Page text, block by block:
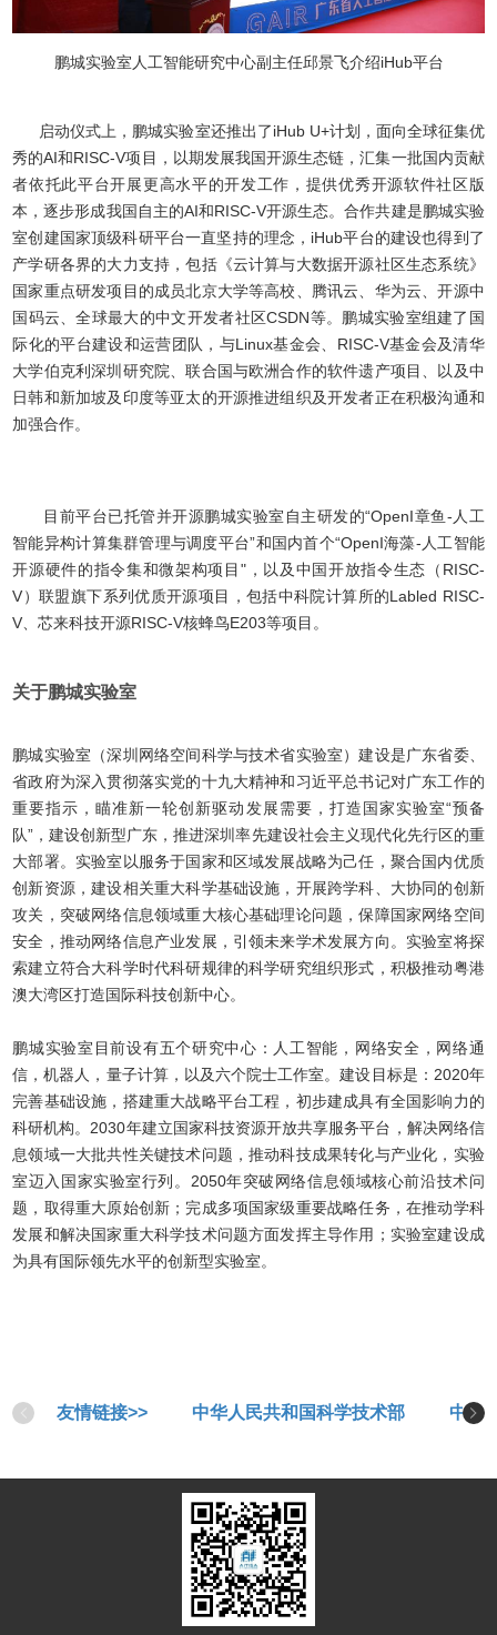
鹏城实验室人工智能研究中心副主任邱景飞介绍iHub平台
启动仪式上，鹏城实验室还推出了iHub U+计划，面向全球征集优
秀的AI和RISC-V项目，以期发展我国开源生态链，汇集一批国内贡献
者依托此平台开展更高水平的开发工作，提供优秀开源软件社区版
本，逐步形成我国自主的AI和RISC-V开源生态。合作共建是鹏城实验
室创建国家顶级科研平台一直坚持的理念，iHub平台的建设也得到了
产学研各界的大力支持，包括《云计算与大数据开源社区生态系统》
国家重点研发项目的成员北京大学等高校、腾讯云、华为云、开源中
国码云、全球最大的中文开发者社区CSDN等。鹏城实验室组建了国
际化的平台建设和运营团队，与Linux基金会、RISC-V基金会及清华
大学伯克利深圳研究院、联合国与欧洲合作的软件遗产项目、以及中
日韩和新加坡及印度等亚太的开源推进组织及开发者正在积极沟通和
加强合作。
目前平台已托管并开源鹏城实验室自主研发的“OpenI章鱼-人工
智能异构计算集群管理与调度平台”和国内首个“OpenI海藻-人工智能
开源硬件的指令集和微架构项目"，以及中国开放指令生态（RISC-
V）联盟旗下系列优质开源项目，包括中科院计算所的Labled RISC-
V、芯来科技开源RISC-V核蜂鸟E203等项目。
关于鹏城实验室
鹏城实验室（深圳网络空间科学与技术省实验室）建设是广东省委、
省政府为深入贯彻落实党的十九大精神和习近平总书记对广东工作的
重要指示，瞄准新一轮创新驱动发展需要，打造国家实验室“预备
队”，建设创新型广东，推进深圳率先建设社会主义现代化先行区的重
大部署。实验室以服务于国家和区域发展战略为己任，聚合国内优质
创新资源，建设相关重大科学基础设施，开展跨学科、大协同的创新
攻关，突破网络信息领域重大核心基础理论问题，保障国家网络空间
安全，推动网络信息产业发展，引领未来学术发展方向。实验室将探
索建立符合大科学时代科研规律的科学研究组织形式，积极推动粤港
澳大湾区打造国际科技创新中心。
鹏城实验室目前设有五个研究中心：人工智能，网络安全，网络通
信，机器人，量子计算，以及六个院士工作室。建设目标是：2020年
完善基础设施，搭建重大战略平台工程，初步建成具有全国影响力的
科研机构。2030年建立国家科技资源开放共享服务平台，解决网络信
息领域一大批共性关键技术问题，推动科技成果转化与产业化，实验
室迈入国家实验室行列。2050年突破网络信息领域核心前沿技术问
题，取得重大原始创新；完成多项国家级重要战略任务，在推动学科
发展和解决国家重大科学技术问题方面发挥主导作用；实验室建设成
为具有国际领先水平的创新型实验室。
友情链接>> 中华人民共和国科学技术部 中华